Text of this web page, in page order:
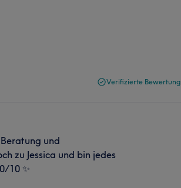
Verifizierte Bewertung
und
zu Jessica und bin jedes
10 ✨